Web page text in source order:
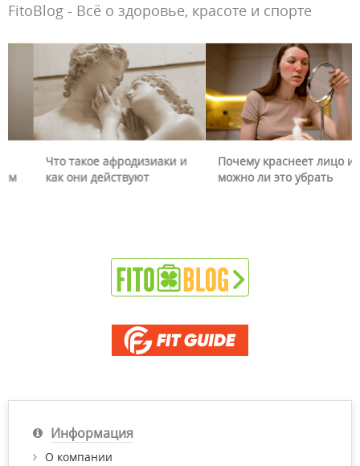
FitoBlog - Всё о здоровье, красоте и спорте
Что такое афродизиаки и
как они действуют
Почему краснеет лицо и
можно ли это убрать
Информация
О компании